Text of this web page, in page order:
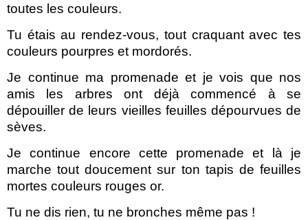
toutes les couleurs.
Tu étais au rendez-vous, tout craquant avec tes
couleurs pourpres et mordorés.
Je continue ma promenade et je vois que nos
amis les arbres ont déjà commencé à se
dépouiller de leurs vieilles feuilles dépourvues de
sèves.
Je continue encore cette promenade et là je
marche tout doucement sur ton tapis de feuilles
mortes couleurs rouges or.
Tu ne dis rien, tu ne bronches même pas !